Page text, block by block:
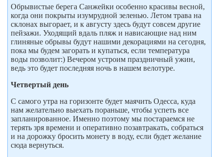
Обрывистые берега Санжейки особенно красивы весной,
когда они покрыты изумрудной зеленью. Летом трава на
склонах выгорает, и к августу здесь будут совсем другие
пейзажи. Уходящий вдаль пляж и нависающие над ним
глиняные обрывы будут нашими декорациями на сегодня,
пока мы будем загорать и купаться, если температура
воды позволит:) Вечером устроим праздничный ужин,
ведь это будет последняя ночь в нашем велотуре.
Четвертый день
С самого утра на горизонте будет маячить Одесса, куда
нам желательно выехать пораньше, чтобы успеть все
запланированное. Именно поэтому мы постараемся не
терять зря времени и оперативно позавтракать, собраться
и на дорожку бросить монету в воду, если будет желание
сюда вернуться.